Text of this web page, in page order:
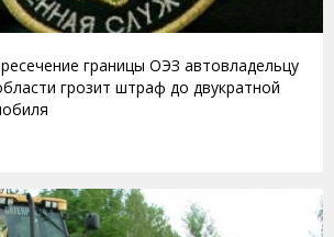
границы ОЭЗ автовладельцу
грозит штраф до двукратной